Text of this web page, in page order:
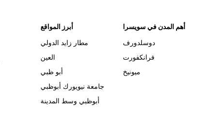
أبرز المواقع
مطار زايد الدولي
العين
أبو ظبي
جامعة نيويورك أبوظبي
أبوظبي وسط المدينة
أهم المدن في سويسرا
دوسلدورف
فرانكفورت
ميونيخ